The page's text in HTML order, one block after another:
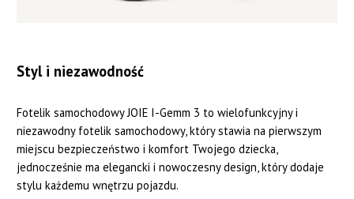
Styl i niezawodność
Fotelik samochodowy JOIE I-Gemm 3 to wielofunkcyjny i
niezawodny fotelik samochodowy, który stawia na pierwszym
miejscu bezpieczeństwo i komfort Twojego dziecka,
jednocześnie ma elegancki i nowoczesny design, który dodaje
stylu każdemu wnętrzu pojazdu.